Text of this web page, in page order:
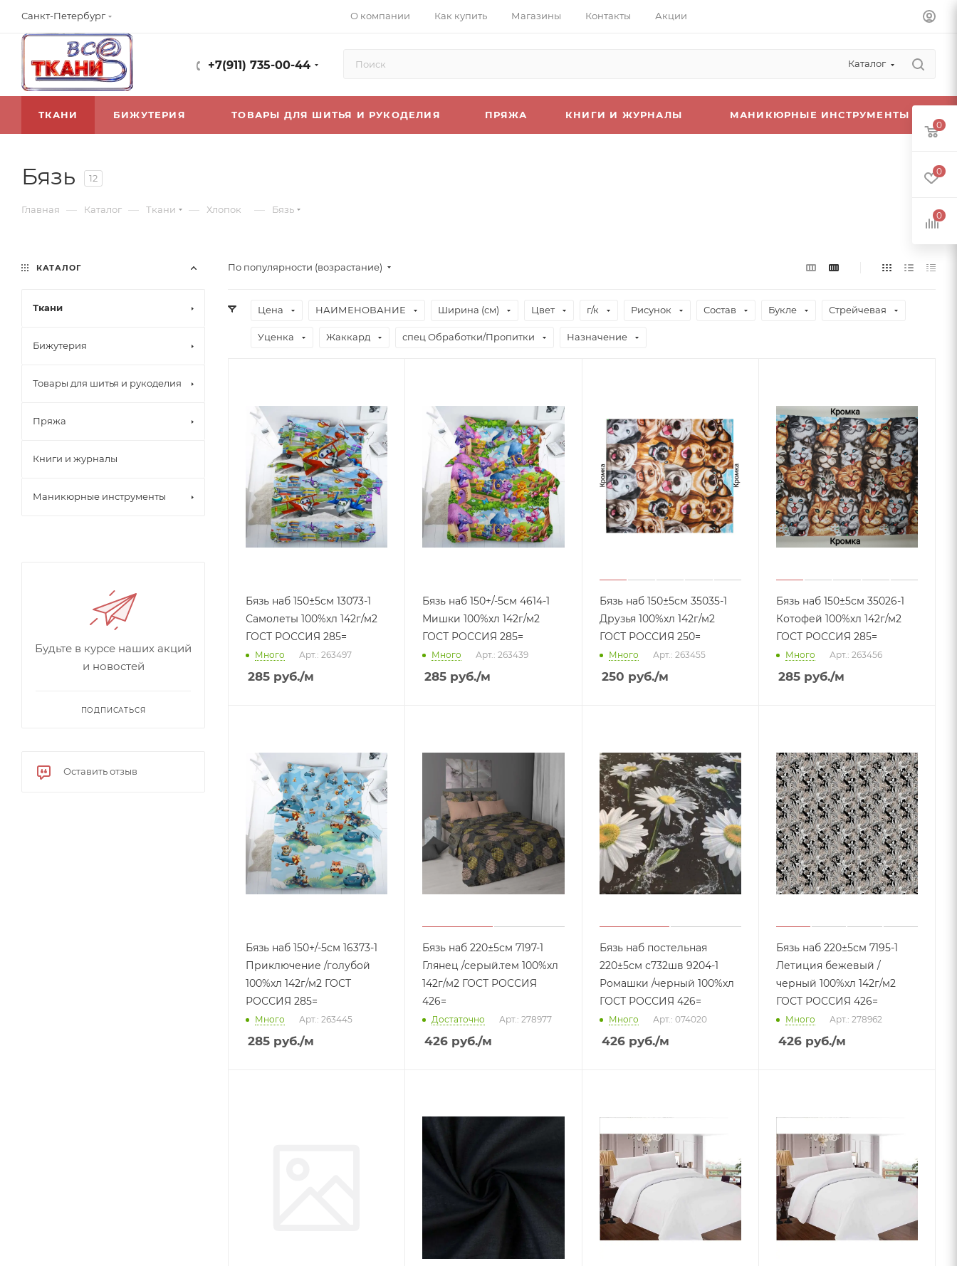
Санкт-Петербург О компании Как купить Магазины Контакты Акции
+7(911) 735-00-44 Каталог
ТКАНИ БИЖУТЕРИЯ ТОВАРЫ ДЛЯ ШИТЬЯ И РУКОДЕЛИЯ ПРЯЖА КНИГИ И ЖУРНАЛЫ МАНИКЮРНЫЕ ИНСТРУМЕНТЫ
Бязь 12
Главная — Каталог — Ткани — Хлопок — Бязь
По популярности (возрастание)
Цена НАИМЕНОВАНИЕ Ширина (см) Цвет г/к Рисунок Состав Букле Стрейчевая
Уценка Жаккард спец Обработки/Пропитки Назначение
Бязь наб 150±5см 13073-1
Самолеты 100%хл 142г/м2
ГОСТ РОССИЯ 285=
Много Арт.: 263497
285 руб./м
Бязь наб 150+/-5см 4614-1
Мишки 100%хл 142г/м2
ГОСТ РОССИЯ 285=
Много Арт.: 263439
285 руб./м
Бязь наб 150±5см 35035-1
Друзья 100%хл 142г/м2
ГОСТ РОССИЯ 250=
Много Арт.: 263455
250 руб./м
Бязь наб 150±5см 35026-1
Котофей 100%хл 142г/м2
ГОСТ РОССИЯ 285=
Много Арт.: 263456
285руб./м
Бязь наб 150+/-5см 16373-1
Приключение /голубой
100%хл 142г/м2 ГОСТ
РОССИЯ 285=
Много Арт.: 263445
285 руб./м
Бязь наб 220±5см 7197-1
Глянец /серый.тем 100%хл
142г/м2 ГОСТ РОССИЯ
426=
Достаточно Арт.: 278977
426 руб./м
Бязь наб постельная
220±5см с732шв 9204-1
Ромашки /черный 100%хл
ГОСТ РОССИЯ 426=
Много Арт.: 074020
426руб./м
Бязь наб 220±5см 7195-1
Летиция бежевый /
черный 100%хл 142г/м2
ГОСТ РОССИЯ 426=
Много Арт.: 278962
426руб./м
КАТАЛОГ
Ткани
Бижутерия
Товары для шитья и рукоделия
Пряжа
Книги и журналы
Маникюрные инструменты
Будьте в курсе наших акций
и новостей
ПОДПИСАТЬСЯ
Оставить отзыв
0
0
0